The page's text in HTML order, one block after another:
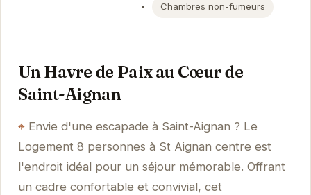
Chambres non-fumeurs
Un Havre de Paix au Cœur de
Saint-Aignan
Envie d'une escapade à Saint-Aignan ? Le
Logement 8 personnes à St Aignan centre est
l'endroit idéal pour un séjour mémorable. Offrant
un cadre confortable et convivial, cet